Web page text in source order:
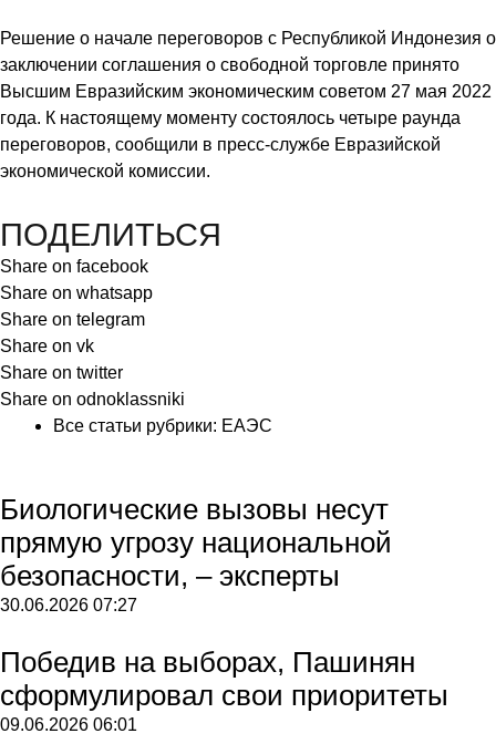
Решение о начале переговоров с Республикой Индонезия о
заключении соглашения о свободной торговле принято
Высшим Евразийским экономическим советом 27 мая 2022
года. К настоящему моменту состоялось четыре раунда
переговоров, сообщили в пресс-службе Евразийской
экономической комиссии.
ПОДЕЛИТЬСЯ
Share on facebook
Share on whatsapp
Share on telegram
Share on vk
Share on twitter
Share on odnoklassniki
Все статьи рубрики: ЕАЭС
Биологические вызовы несут
прямую угрозу национальной
безопасности, – эксперты
30.06.2026 07:27
Победив на выборах, Пашинян
сформулировал свои приоритеты
09.06.2026 06:01